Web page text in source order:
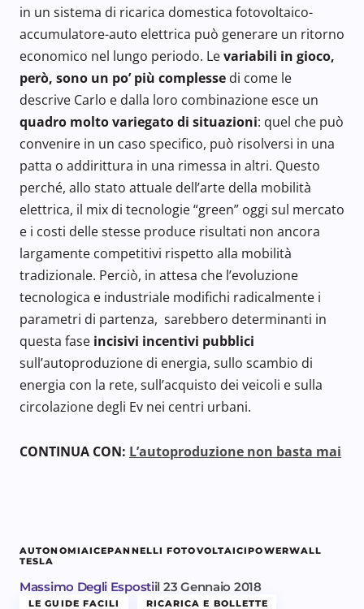
in un sistema di ricarica domestica fotovoltaico-
accumulatore-auto elettrica può generare un ritorno
economico nel lungo periodo. Levariabili in gioco,
però, sono un po’ più complesse di come le
descrive Carlo e dalla loro combinazione esce un
quadro molto variegato di situazioni: quel che può
convenire in un caso specifico, può risolversi in una
patta o addirittura in una rimessa in altri. Questo
perché, allo stato attuale dell’arte della mobilità
elettrica, il mix di tecnologie “green” oggi sul mercato
e i costi delle stesse produce risultati non ancora
largamente competitivi rispetto alla mobilità
tradizionale. Perciò, in attesa che l’evoluzione
tecnologica e industriale modifichi radicalmente i
parametri di partenza, sarebbero determinanti in
questa fase incisivi incentivi pubblici
sull’autoproduzione di energia, sullo scambio di
energia con la rete, sull’acquisto dei veicoli e sulla
circolazione degli Ev nei centri urbani.
CONTINUA CON: L’autoproduzione non basta mai
AUTONOMIAICEPANNELLI FOTOVOLTAICIPOWERWALL
TESLA
Massimo Degli Espostiil 23 Gennaio 2018
LE GUIDE FACILI RICARICA E BOLLETTE